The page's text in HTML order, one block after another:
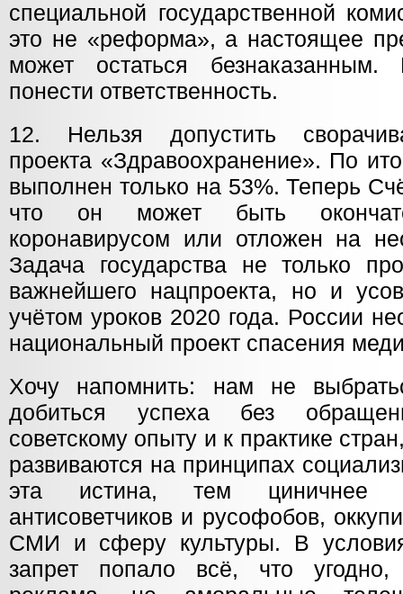
специальной государственной
это не «реформа», а настоящее
может остаться
понести ответственность.
12. Нельзя допустить
проекта «Здравоохранение». По
выполнен только на 53%. Теперь
что он может быть
коронавирусом или отложен на
Задача государства не только
важнейшего нацпроекта, но и
учётом уроков 2020 года. России
национальный проект спасения
Хочу напомнить: нам не
добиться успеха без
советскому опыту и к практике
развиваются на принципах
эта истина, тем циничнее
антисоветчиков и русофобов,
СМИ и сферу культуры. В
запрет попало всё, что